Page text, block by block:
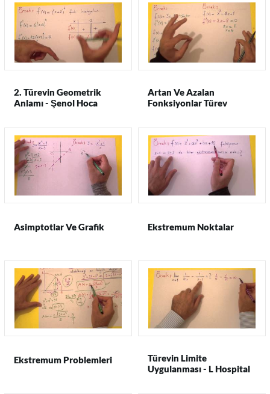
2. Türevin Geometrik
Anlamı - Şenol Hoca
Artan Ve Azalan
Fonksiyonlar Türev
Asimptotlar Ve Grafik Ekstremum Noktalar
Ekstremum Problemleri
Türevin Limite
Uygulanması - L Hospital